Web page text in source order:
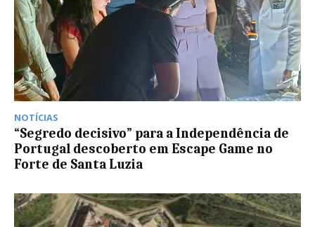
NOTÍCIAS
“Segredo decisivo” para a Independência de
Portugal descoberto em Escape Game no
Forte de Santa Luzia